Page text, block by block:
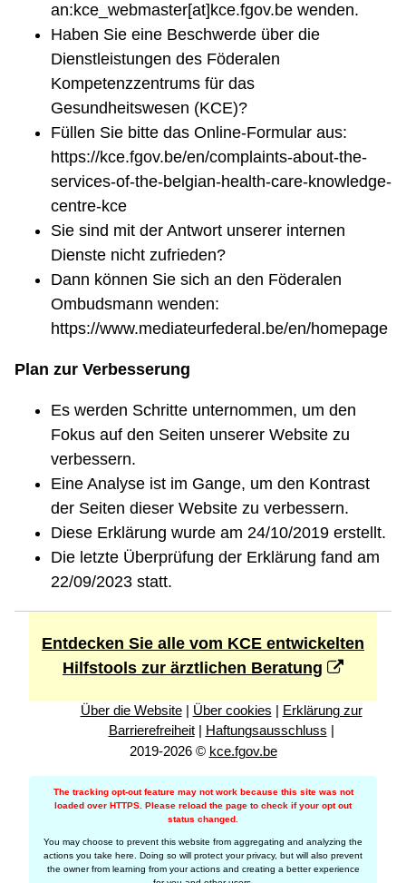
an:kce_webmaster[at]kce.fgov.be wenden.
Haben Sie eine Beschwerde über die
Dienstleistungen des Föderalen
Kompetenzzentrums für das
Gesundheitswesen (KCE)?
Füllen Sie bitte das Online-Formular aus:
https://kce.fgov.be/en/complaints-about-the-
services-of-the-belgian-health-care-knowledge-
centre-kce
Sie sind mit der Antwort unserer internen
Dienste nicht zufrieden?
Dann können Sie sich an den Föderalen
Ombudsmann wenden:
https://www.mediateurfederal.be/en/homepage
Plan zur Verbesserung
Es werden Schritte unternommen, um den
Fokus auf den Seiten unserer Website zu
verbessern.
Eine Analyse ist im Gange, um den Kontrast
der Seiten dieser Website zu verbessern.
Diese Erklärung wurde am 24/10/2019 erstellt.
Die letzte Überprüfung der Erklärung fand am
22/09/2023 statt.
Entdecken Sie alle vom KCE entwickelten
Hilfstools zur ärztlichen Beratung
Über die Website| Über cookies | Erklärung zur
Barrierefreiheit| Haftungsausschluss |
2019-2026 © kce.fgov.be
The tracking opt-out feature may not work because this site was not
loaded over HTTPS. Please reload the page to check if your opt out
status changed.
You may choose to prevent this website from aggregating and analyzing the
actions you take here. Doing so will protect your privacy, but will also prevent
the owner from learning from your actions and creating a better experience